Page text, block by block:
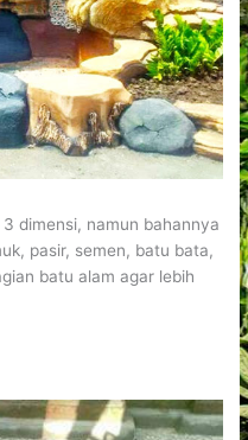
dimensi, namun bahannya
pasir, semen, batu bata,
batu alam agar lebih